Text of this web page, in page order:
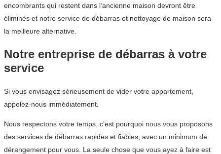
encombrants qui restent dans l’ancienne maison devront être
éliminés et notre service de débarras et nettoyage de maison sera
la meilleure alternative.
Notre entreprise de débarras à votre
service
Si vous envisagez sérieusement de vider votre appartement,
appelez-nous immédiatement.
Nous respectons votre temps, c’est pourquoi nous vous proposons
des services de débarras rapides et fiables, avec un minimum de
dérangement pour vous. La seule chose que vous ayez à faire est